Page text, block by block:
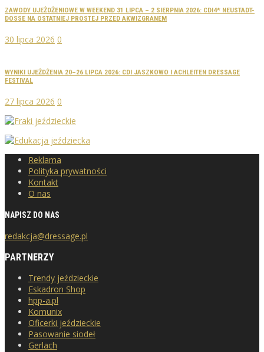
ZAWODY UJEŻDŻENIOWE W WEEKEND 31 LIPCA – 2 SIERPNIA 2026: CDI4* NEUSTADT-
DOSSE NA OSTATNIEJ PROSTEJ PRZED AKWIZGRANEM
30 lipca 2026 0
WYNIKI UJEŻDŻENIA 20–26 LIPCA 2026: CDI JASZKOWO I ACHLEITEN DRESSAGE
FESTIVAL
27 lipca 2026 0
Reklama
Polityka prywatności
Kontakt
O nas
NAPISZ DO NAS
redakcja@dressage.pl
PARTNERZY
Trendy jeździeckie
Eskadron Shop
hpp-a.pl
Komunix
Oficerki jeździeckie
Pasowanie siodeł
Gerlach